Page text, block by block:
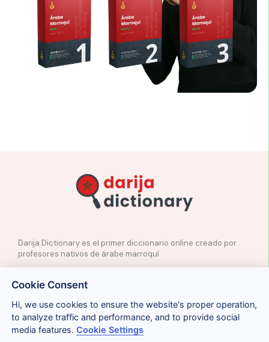
Darija Dictionary es el primer diccionario online creado por
profesores nativos de árabe marroquí
Contacto
📲Redes Sociales
🤝🏼Proponer palabras
Cookie Consent
Hi, we use cookies to ensure the website's proper operation,
to analyze traffic and performance, and to provide social
media features.Cookie Settings